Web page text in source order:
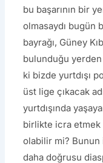
bu başarının bir
olmasaydı bugün
bayrağı, Güney
bulunduğu
ki bizde yurtdışı
üst lige çıkacak
yurtdışında
birlikte icra etmek
olabilir mi? Bunun
daha doğrusu